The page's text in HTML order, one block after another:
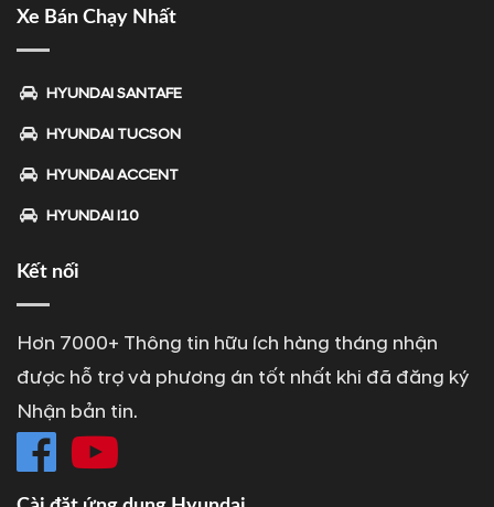
Xe Bán Chạy Nhất
HYUNDAI SANTAFE
HYUNDAI TUCSON
HYUNDAI ACCENT
HYUNDAI I10
Kết nối
Hơn 7000+ Thông tin hữu ích hàng tháng nhận
được hỗ trợ và phương án tốt nhất khi đã đăng ký
Nhận bản tin.